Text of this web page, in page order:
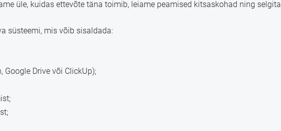
üle, kuidas ettevõte täna toimib, leiame peamised kitsaskohad ning
süsteemi, mis võib sisaldada:
Drive või ClickUp);